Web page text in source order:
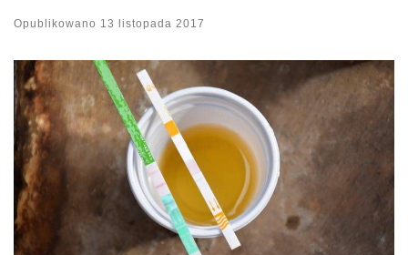
Opublikowano 13 listopada 2017